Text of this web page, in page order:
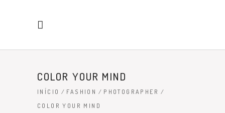
COLOR YOUR MIND
INÍCIO / FASHION / PHOTOGRAPHER /
COLOR YOUR MIND